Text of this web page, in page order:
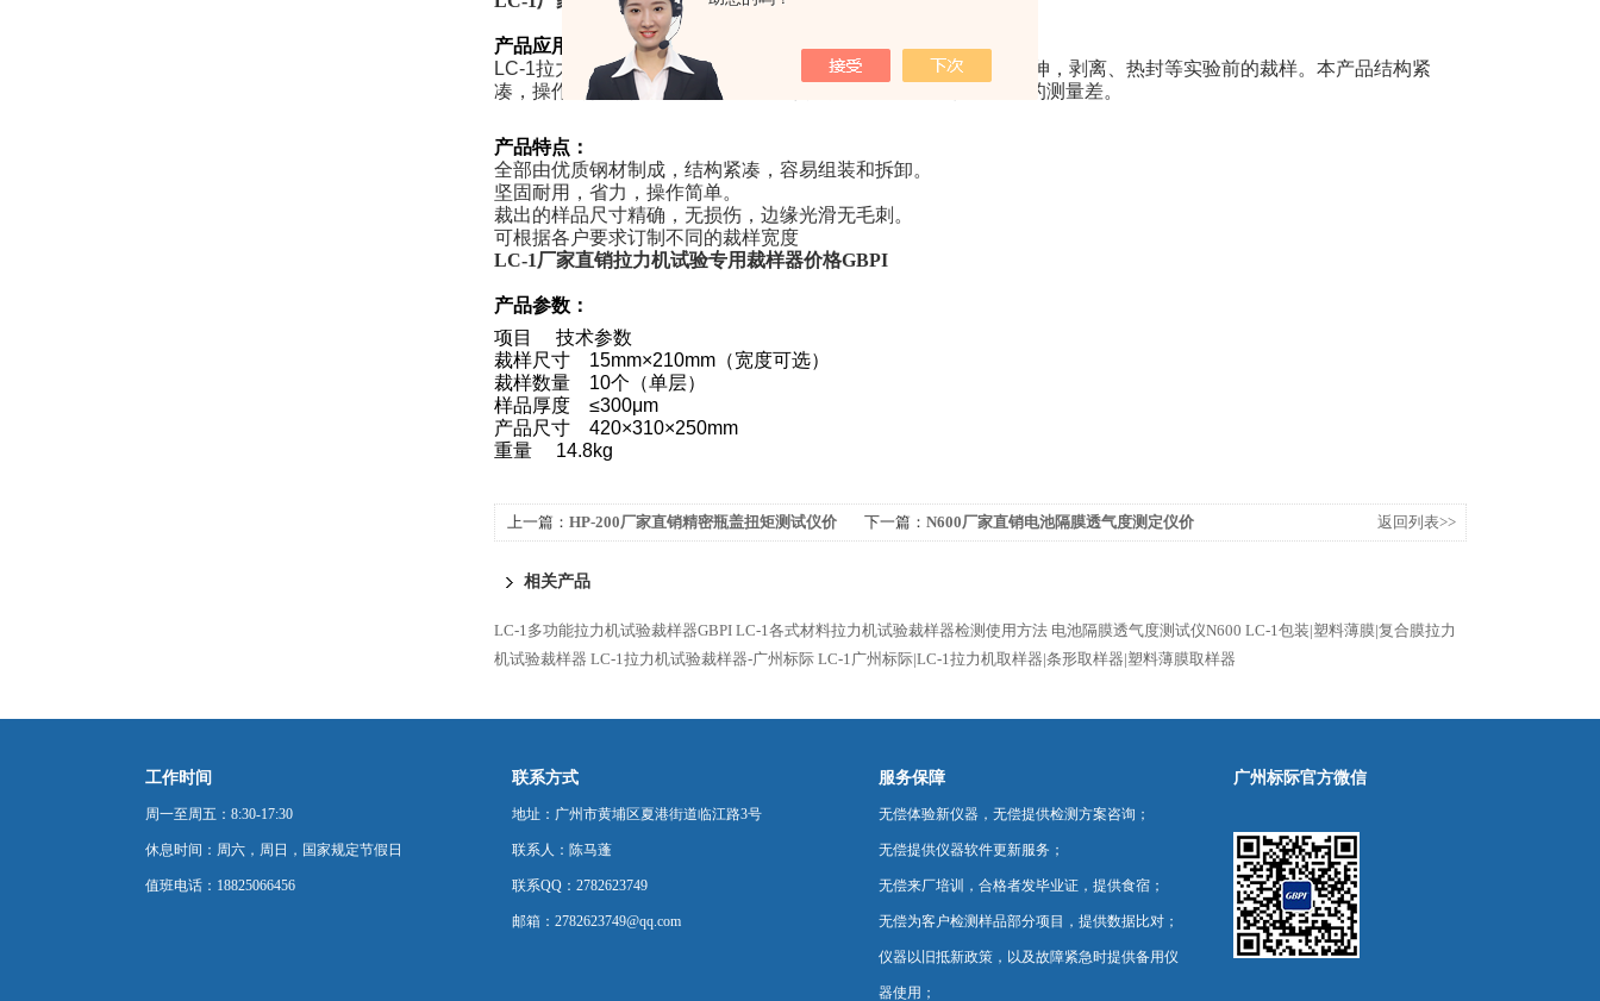
产品应用：
LC-1拉力机试验专用裁样器用于各种塑料薄膜、纸张等材料在拉伸，剥离、热封等实验前的裁样。本产品结构紧
凑，操作简便，被裁样品光滑无毛刺，有避免因裁样不佳而产生的测量差。
产品特点：
全部由优质钢材制成，结构紧凑，容易组装和拆卸。
坚固耐用，省力，操作简单。
裁出的样品尺寸精确，无损伤，边缘光滑无毛刺。
可根据各户要求订制不同的裁样宽度
LC-1厂家直销拉力机试验专用裁样器价格GBPI
产品参数：
项目 技术参数
裁样尺寸 15mm×210mm（宽度可选）
裁样数量 10个（单层）
样品厚度 ≤300μm
产品尺寸 420×310×250mm
重量 14.8kg
上一篇： HP-200厂家直销精密瓶盖扭矩测试仪价
下一篇： N600厂家直销电池隔膜透气度测定仪价
返回列表>>
相关产品
LC-1多功能拉力机试验裁样器GBPI LC-1各式材料拉力机试验裁样器检测使用方法 电池隔膜透气度测试仪N600 LC-1包装|塑料薄膜|复合膜拉力
机试验裁样器 LC-1拉力机试验裁样器-广州标际 LC-1广州标际|LC-1拉力机取样器|条形取样器|塑料薄膜取样器
工作时间
周一至周五：8:30-17:30
休息时间：周六，周日，国家规定节假日
值班电话：18825066456
联系方式
地址：广州市黄埔区夏港街道临江路3号
联系人：陈马蓬
联系QQ：2782623749
邮箱：2782623749@qq.com
服务保障
无偿体验新仪器，无偿提供检测方案咨询；
无偿提供仪器软件更新服务；
无偿来厂培训，合格者发毕业证，提供食宿；
无偿为客户检测样品部分项目，提供数据比对；
仪器以旧抵新政策，以及故障紧急时提供备用仪
器使用；
广州标际官方微信